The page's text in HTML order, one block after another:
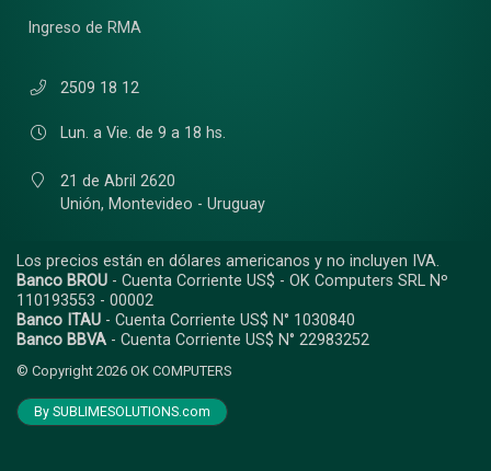
Ingreso de RMA
2509 18 12
Lun. a Vie. de 9 a 18 hs.
21 de Abril 2620
Unión, Montevideo - Uruguay
Los precios están en dólares americanos y no incluyen IVA.
Banco BROU - Cuenta Corriente US$ - OK Computers SRL Nº
110193553 - 00002
Banco ITAU - Cuenta Corriente US$ N° 1030840
Banco BBVA - Cuenta Corriente US$ N° 22983252
© Copyright 2026 OK COMPUTERS
By SUBLIMESOLUTIONS.com